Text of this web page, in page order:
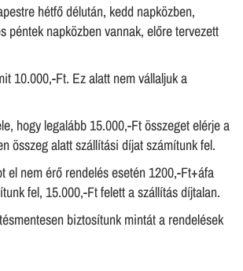
hétfő délután, kedd napközben,
péntek napközben vannak, előre tervezett
10.000,-Ft. Ez alatt nem vállaljuk a
hogy legalább 15.000,-Ft összeget elérje a
összeg alatt szállítási díjat számítunk fel.
el nem érő rendelés esetén 1200,-Ft+áfa
fel, 15.000,-Ft felett a szállítás díjtalan.
biztosítunk mintát a rendelések